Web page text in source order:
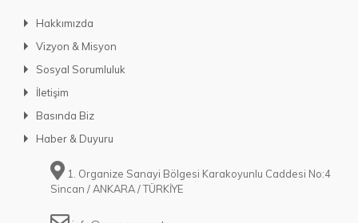
Hakkımızda
Vizyon & Misyon
Sosyal Sorumluluk
İletişim
Basında Biz
Haber & Duyuru
1. Organize Sanayi Bölgesi Karakoyunlu Caddesi No:4
Sincan / ANKARA / TÜRKİYE